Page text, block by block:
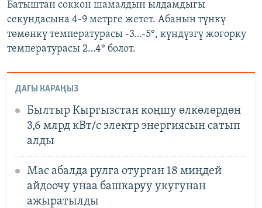
Батыштан соккон шамалдын ылдамдыгы
секундасына 4-9 метрге жетет. Абанын түнкү
төмөнкү температурасы -3…-5°, күндүзгү жогорку
температурасы 2…4° болот.
ДАГЫ КАРАҢЫЗ
Былтыр Кыргызстан коңшу өлкөлөрдөн
3,6 млрд кВт/c электр энергиясын сатып
алды
Мас абалда рулга отурган 18 миңдей
айдоочу унаа башкаруу укугунан
ажыратылды